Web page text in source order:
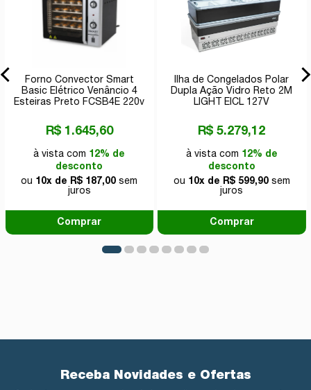
Forno Convector Smart
Basic Elétrico Venâncio 4
Esteiras Preto FCSB4E 220v
R$ 1.645,60
à vista com 12% de
desconto
ou 10x de R$ 187,00 sem
juros
Comprar
Ilha de Congelados Polar
Dupla Ação Vidro Reto 2M
LIGHT EICL 127V
R$ 5.279,12
à vista com 12% de
desconto
ou 10x de R$ 599,90sem
juros
Comprar
Receba Novidades e Ofertas